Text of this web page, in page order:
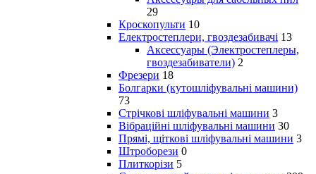
29
Кроскопульти 10
Електростеплери, гвоздезабивачі 13
Аксессуары (Электростеплеры,
гвоздезабиватели) 2
Фрезери 18
Болгарки (кутошліфувальні машини)
73
Стрічкові шліфувальні машини 3
Вібраційні шліфувальні машини 30
Прямі, щіткові шліфувальні машини 3
Штроборези 0
Плиткорізи 5